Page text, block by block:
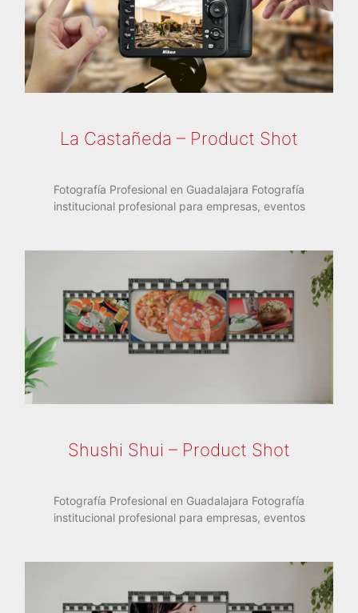
La Castañeda – Product Shot
Fotografía Profesional en Guadalajara Fotografía
institucional profesional para empresas, eventos
Shushi Shui – Product Shot
Fotografía Profesional en Guadalajara Fotografía
institucional profesional para empresas, eventos